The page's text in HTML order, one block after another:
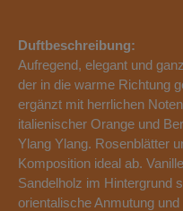
Duftbeschreibung:
Aufregend, elegant und
der in die warme Richtung
ergänzt mit herrlichen
italienischer Orange und
Ylang Ylang. Rosenblätter
Komposition ideal ab.
Sandelholz im Hintergrund
orientalische Anmutung